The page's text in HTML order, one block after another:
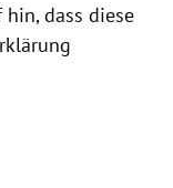
dass diese